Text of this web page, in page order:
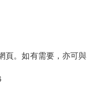
頁。如有需要，亦可與